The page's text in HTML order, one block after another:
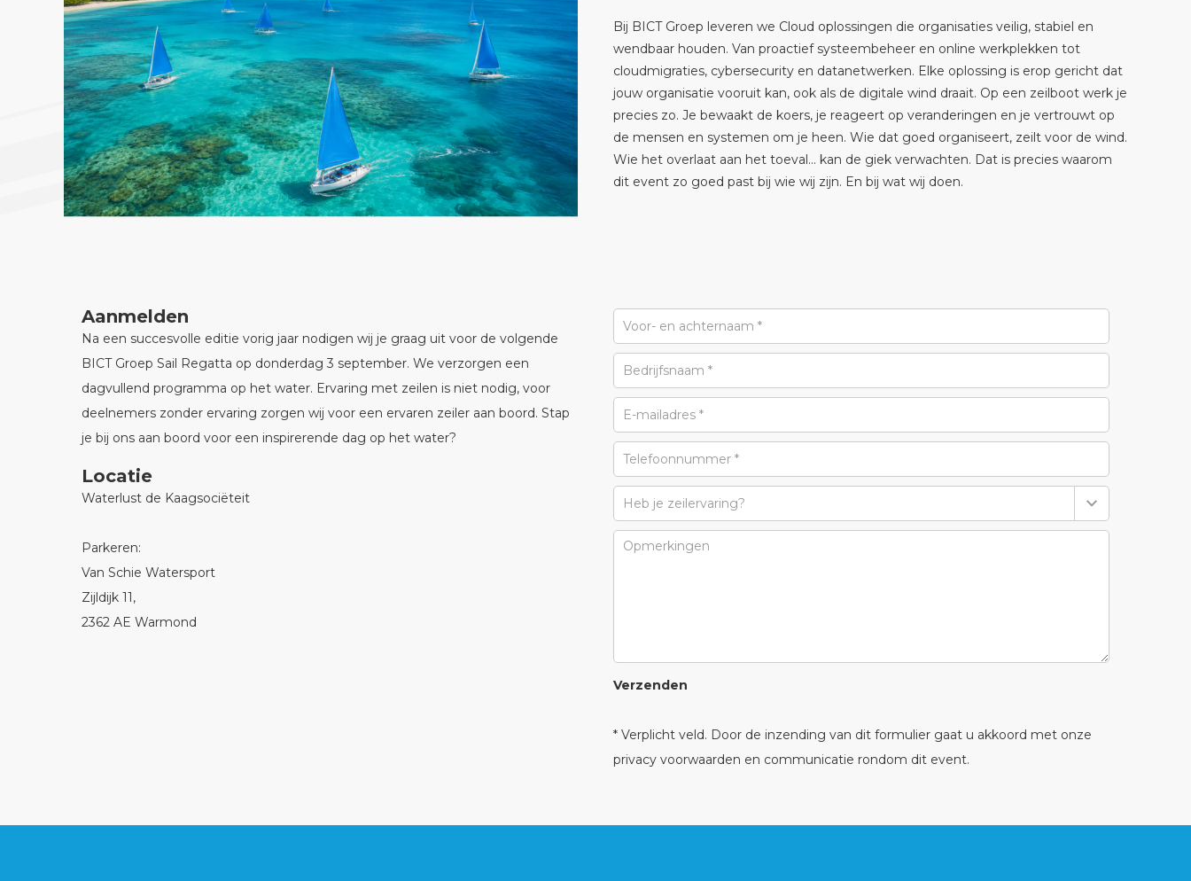
Bij BICT Groep leveren we Cloud oplossingen die organisaties veilig, stabiel en
wendbaar houden. Van proactief systeembeheer en online werkplekken tot
cloudmigraties, cybersecurity en datanetwerken. Elke oplossing is erop gericht dat
jouw organisatie vooruit kan, ook als de digitale wind draait. Op een zeilboot werk je
precies zo. Je bewaakt de koers, je reageert op veranderingen en je vertrouwt op
de mensen en systemen om je heen. Wie dat goed organiseert, zeilt voor de wind.
Wie het overlaat aan het toeval... kan de giek verwachten. Dat is precies waarom
dit event zo goed past bij wie wij zijn. En bij wat wij doen.
Aanmelden
Na een succesvolle editie vorig jaar nodigen wij je graag uit voor de volgende
BICT Groep Sail Regatta op donderdag 3 september. We verzorgen een
dagvullend programma op het water. Ervaring met zeilen is niet nodig, voor
deelnemers zonder ervaring zorgen wij voor een ervaren zeiler aan boord. Stap
je bij ons aan boord voor een inspirerende dag op het water?
Locatie
Waterlust de Kaagsociëteit
Parkeren:
Van Schie Watersport
Zijldijk 11,
2362 AE Warmond
Verzenden
* Verplicht veld. Door de inzending van dit formulier gaat u akkoord met onze
privacy voorwaarden en communicatie rondom dit event.